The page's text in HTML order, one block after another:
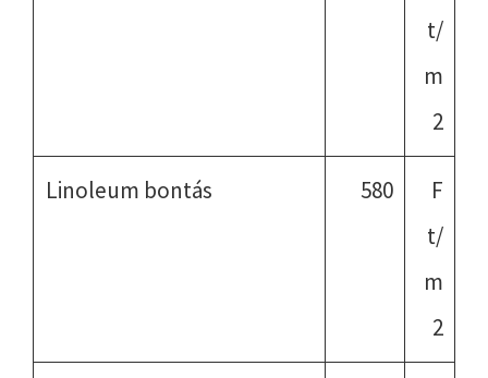
t/
m
2
Linoleum bontás 580
F
t/
m
2